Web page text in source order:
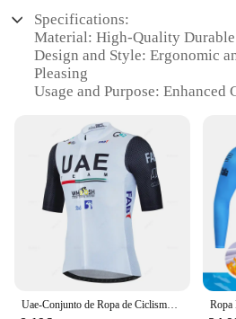
Specifications:
Material: High-Quality
Design and Style: Ergonomic
Pleasing
Usage and Purpose: Enhanced
Cycling Conditions
Shape or Size or Weight or
Comfort and Efficiency
Performance and Property:
and Reliability
Features:
**Unmatched Comfort and
Uae-Conjunto de Ropa de Ciclismo para hombre y mujer, uniforme transpirable con camiseta y pantalones con pechera, Maillot de verano, 2024